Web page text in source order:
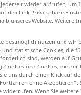
wieder aufrufen, um
den Link Privatsphäre-
unseres Website. Weitere
bestmöglich nutzen und wir
statistische Cookies, die
sind, werden auf
und Cookies, die
uns durch einen Klick auf
ohne
widerrufen. Wenn Sie